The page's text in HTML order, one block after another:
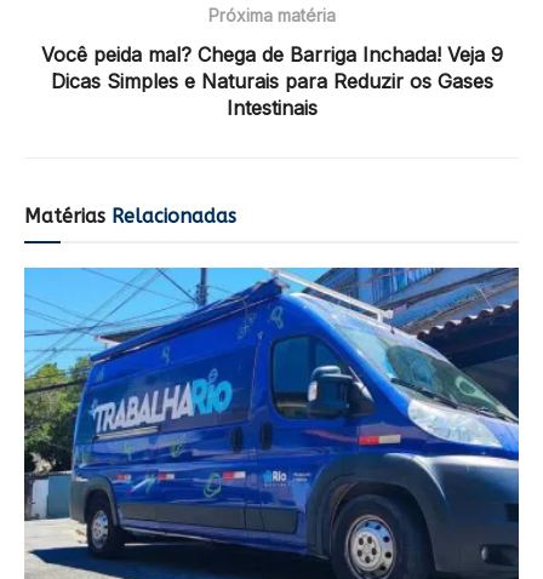
Próxima matéria
Você peida mal? Chega de Barriga Inchada! Veja 9
Dicas Simples e Naturais para Reduzir os Gases
Intestinais
Matérias Relacionadas